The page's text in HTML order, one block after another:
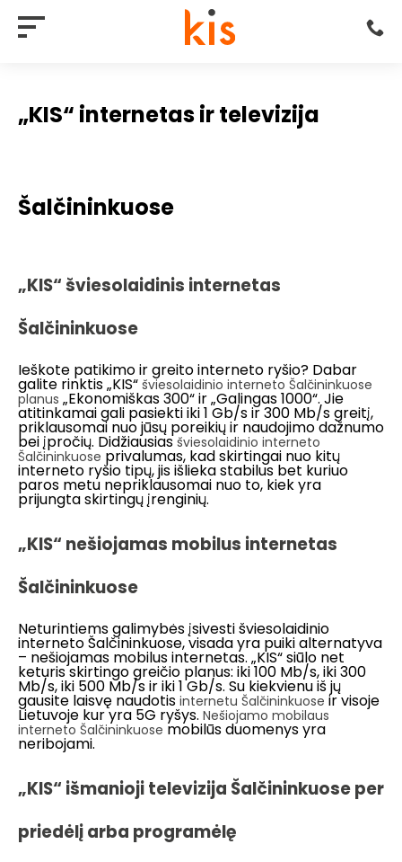
„KIS“ internetas ir televizija
Šalčininkuose
„KIS“ šviesolaidinis internetas
Šalčininkuose
Ieškote patikimo ir greito interneto ryšio? Dabar
galite rinktis „KIS“ šviesolaidinio interneto Šalčininkuose
planus „Ekonomiškas 300“ ir „Galingas 1000“. Jie
atitinkamai gali pasiekti iki 1 Gb/s ir 300 Mb/s greitį,
priklausomai nuo jūsų poreikių ir naudojimo dažnumo
bei įpročių. Didžiausias šviesolaidinio interneto
Šalčininkuose privalumas, kad skirtingai nuo kitų
interneto ryšio tipų, jis išlieka stabilus bet kuriuo
paros metu nepriklausomai nuo to, kiek yra
prijungta skirtingų įrenginių.
„KIS“ nešiojamas mobilus internetas
Šalčininkuose
Neturintiems galimybės įsivesti šviesolaidinio
interneto Šalčininkuose, visada yra puiki alternatyva
– nešiojamas mobilus internetas. „KIS“ siūlo net
keturis skirtingo greičio planus: iki 100 Mb/s, iki 300
Mb/s, iki 500 Mb/s ir iki 1 Gb/s. Su kiekvienu iš jų
gausite laisvę naudotis internetu Šalčininkuose ir visoje
Lietuvoje kur yra 5G ryšys. Nešiojamo mobilaus
interneto Šalčininkuose mobilūs duomenys yra
neribojami.
„KIS“ išmanioji televizija Šalčininkuose per
priedėlį arba programėlę